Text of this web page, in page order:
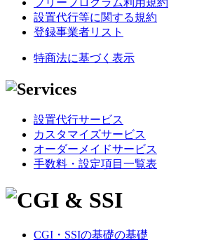
フリープログラム利用規約
設置代行等に関する規約
登録事業者リスト
特商法に基づく表示
設置代行サービス
カスタマイズサービス
オーダーメイドサービス
手数料・設定項目一覧表
CGI・SSIの基礎の基礎